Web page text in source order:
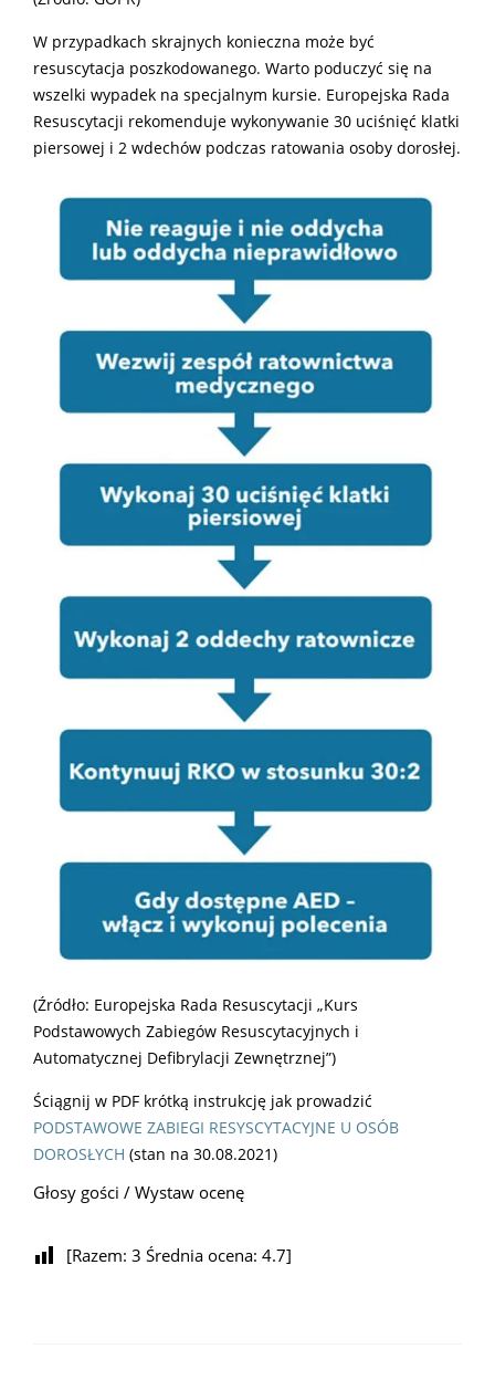
W przypadkach skrajnych konieczna może być
resuscytacja poszkodowanego. Warto poduczyć się na
wszelki wypadek na specjalnym kursie. Europejska Rada
Resuscytacji rekomenduje wykonywanie 30 uciśnięć klatki
piersowej i 2 wdechów podczas ratowania osoby dorosłej.
(Źródło: Europejska Rada Resuscytacji „Kurs
Podstawowych Zabiegów Resuscytacyjnych i
Automatycznej Defibrylacji Zewnętrznej”)
Ściągnij w PDF krótką instrukcję jak prowadzić
PODSTAWOWE ZABIEGI RESYSCYTACYJNE U OSÓB
DOROSŁYCH (stan na 30.08.2021)
Głosy gości / Wystaw ocenę
[Razem: 3 Średnia ocena: 4.7]